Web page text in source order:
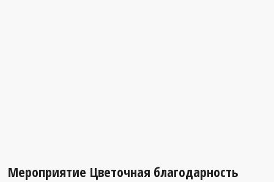
Мероприятие Цветочная благодарность